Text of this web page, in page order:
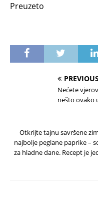
Preuzeto
PREVIOUS
Nećete
nešto ovako
Otkrijte tajnu savršene
najbolje peglane paprike –
za hladne dane. Recept je